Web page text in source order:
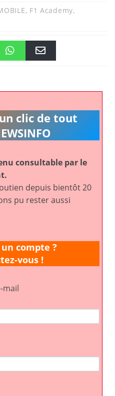
, F1 Academy,
pt
clic de tout
consultable par le
depuis bientôt 20
pu rester aussi
compte ?
vous !
mail